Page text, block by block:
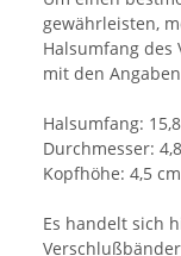
gewährleisten,
Halsumfang des
mit den
Halsumfang:
Durchmesser:
Kopfhöhe: 4,5 cm
Es handelt sich